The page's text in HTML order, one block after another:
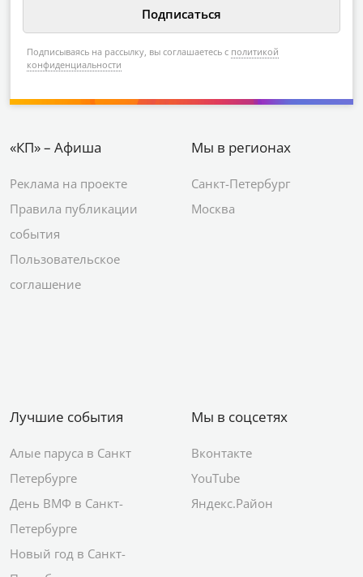
Подписываясь на рассылку, вы соглашаетесь с политикой
конфиденциальности
«КП» – Афиша
Реклама на проекте
Правила публикации
события
Пользовательское
соглашение
Мы в регионах
Санкт-Петербург
Москва
Лучшие события
Алые паруса в Санкт
Петербурге
День ВМФ в Санкт-
Петербурге
Новый год в Санкт-
Мы в соцсетях
Вконтакте
YouTube
Яндекс.Район